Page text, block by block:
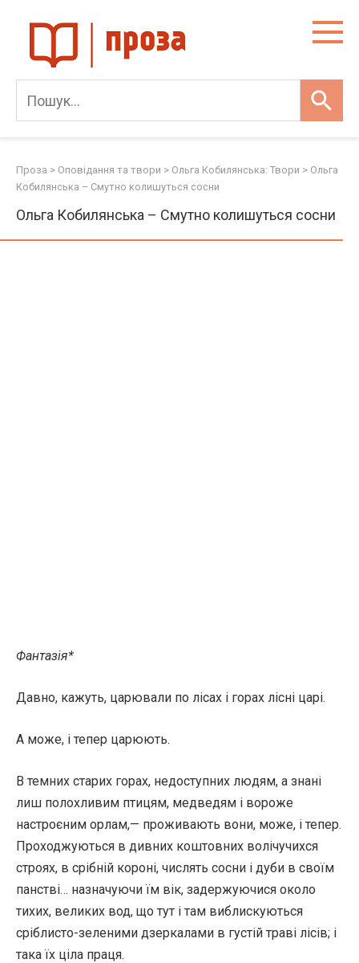
content
Проза > Оповідання та твори > Ольга Кобилянська: Твори > Ольга
Кобилянська – Смутно колишуться сосни
Ольга Кобилянська – Смутно колишуться сосни
Фантазія*
Давно, кажуть, царювали по лісах і горах лісні царі.
А може, і тепер царюють.
В темних старих горах, недоступних людям, а знані
лиш полохливим птицям, медведям і вороже
настроєним орлам,— проживають вони, може, і тепер.
Проходжуються в дивних коштовних волічучихся
строях, в срібній короні, числять сосни і дуби в своїм
панстві… назначуючи їм вік, задержуючися около
тихих, великих вод, що тут і там виблискуються
сріблисто-зеленими дзеркалами в густій траві лісів; і
така їх ціла праця.